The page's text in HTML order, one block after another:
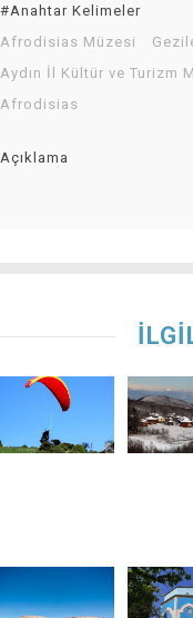
#Anahtar Kelimeler
Afrodisias Müzesi
Aydın İl Kültür ve Turizm
Afrodisias
Açıklama